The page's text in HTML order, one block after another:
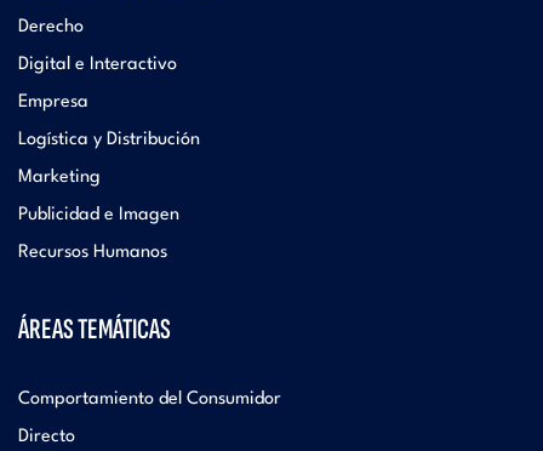
Derecho
Digital e Interactivo
Empresa
Logística y Distribución
Marketing
Publicidad e Imagen
Recursos Humanos
ÁREAS TEMÁTICAS
Comportamiento del Consumidor
Directo